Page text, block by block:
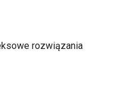
rozwiązania